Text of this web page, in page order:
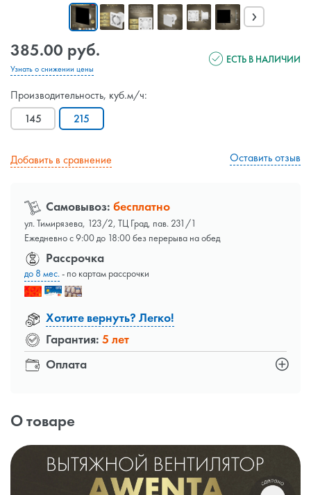
›
385.00 руб.
Узнать о снижении цены
ЕСТЬ В НАЛИЧИИ
Производительность, куб.м/ч:
145
215
Добавить в сравнение Оставить отзыв
Самовывоз: бесплатно
ул. Тимирязева, 123/2, ТЦ Град, пав. 231/1
Ежедневно с 9:00 до 18:00 без перерыва на обед
Оплата
Рассрочка
до 8 мес.- по картам рассрочки
Хотите вернуть? Легко!
Гарантия: 5 лет
О товаре